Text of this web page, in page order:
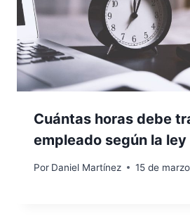
Cuántas horas debe
empleado según la
Por Daniel Martínez 15 de